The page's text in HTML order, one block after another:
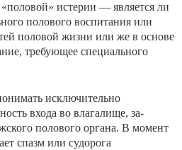
истерии — яв­ляется ли
полового воспи­тания или
половой жизни или же в основе
требую­щее специального
исключительно
входа во влагалище, за­
полового органа. В мо­мент
спазм или судорога